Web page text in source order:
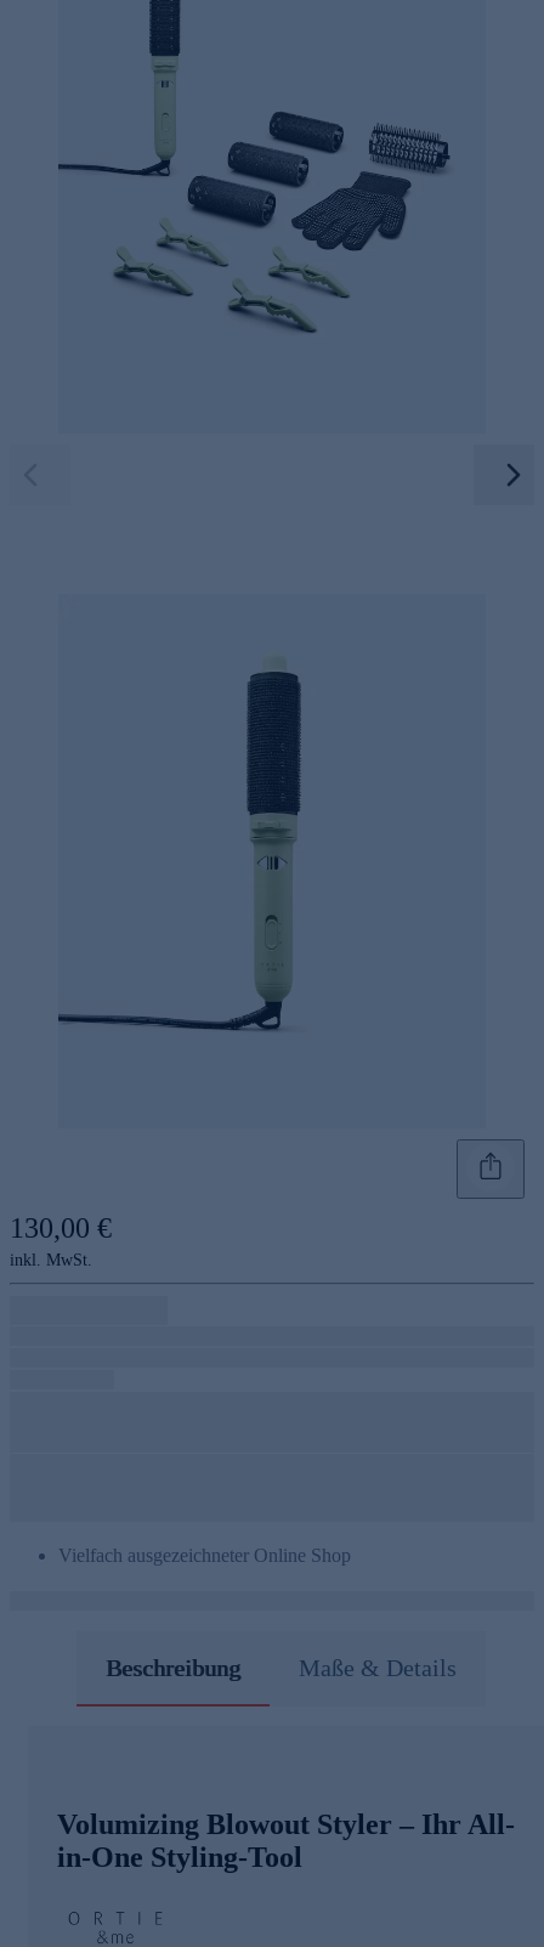
130,00 €
inkl. MwSt.
Vielfach ausgezeichneter Online Shop
Beschreibung Maße & Details
Volumizing Blowout Styler – Ihr All-
in-One Styling-Tool